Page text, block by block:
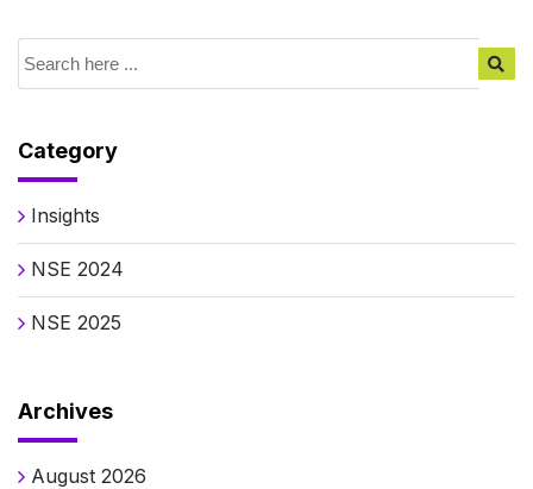
Category
Insights
NSE 2024
NSE 2025
Archives
August 2026